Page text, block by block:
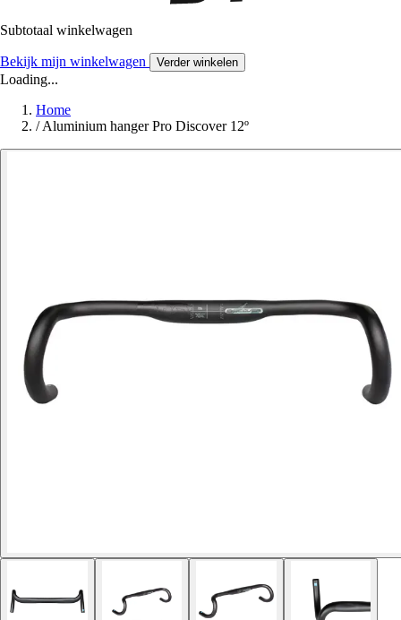
Subtotaal winkelwagen
Bekijk mijn winkelwagen Verder winkelen
Loading...
Home
/Aluminium hanger Pro Discover 12º